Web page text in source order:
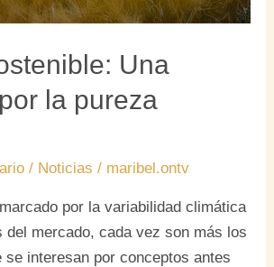
Una
la pureza
/ Noticias / maribel.ontv
por la variabilidad climática
del mercado, cada vez son más los
se interesan por conceptos antes